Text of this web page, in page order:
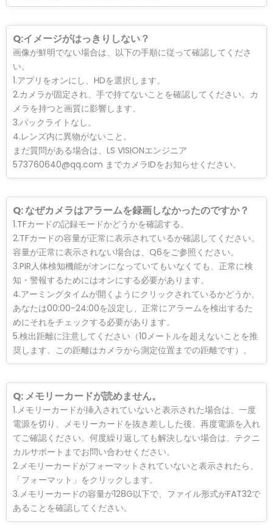
Q:イメージがはっきりしない？
画像が鮮明でない場合は、以下の手順に従って確認してくださ
い。
1.アプリをオンにし、HDを選択します。
2.カメラが固定され、手で持てないことを確認してください。カ
メラを持つと画質に影響します。
3.バックライトなし。
4.レンズ内に異物がないこと。
まだ質問がある場合は、LS VISIONエンジニア
573760640@qq.com までカメラIDをお知らせください。
Q: なぜカメラはアラームを録画しなかったのですか？
1.TFカードの記録モードかどうかを確認する。
2.TFカードの容量が正常に表示されているか確認してください。
容量が正常に表示されない場合は、Q6をご参照ください。
3.PIR人体検知機能がオンになっていてもいなくても、正常に検
知・警報するためにはオンにする必要があります。
4.アーミングタイムが開くようにクリックされているかどうか、
あなたは00:00-24:00を設定し、正常にアラームを検出するた
めにそれをチェックする必要があります。
5.検出距離に注意してください（10メートルを超えないことを推
奨します。この距離はカメラから測定位置までの距離です）。
Q: メモリーカードが読めません。
1.メモリーカードが挿入されていないと表示された場合は、一度
電源を切り、メモリーカードを抜き差しした後、再度電源を入れ
てご確認ください。何度繰り返しても解決しない場合は、テクニ
カルサポートまでお問い合わせください。
2.メモリーカードがフォーマットされていないと表示されたら、
「フォーマット」をクリックします。
3.メモリーカードの容量が128G以下で、ファイル形式がFAT32で
あることを確認してください。